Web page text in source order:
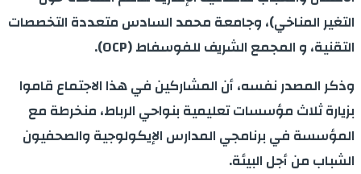
التغير المناخي)، وجامعة محمد السادس متعددة التخصصات
التقنية، و المجمع الشريف للفوسفاط (OCP).
وذكر المصدر نفسه، أن المشاركين في هذا الاجتماع قاموا
بزيارة ثلاث مؤسسات تعليمية بنواحي الرباط، منخرطة مع
المؤسسة في برنامجي المدارس الإيكولوجية والصحفيون
الشباب من أجل البيئة.